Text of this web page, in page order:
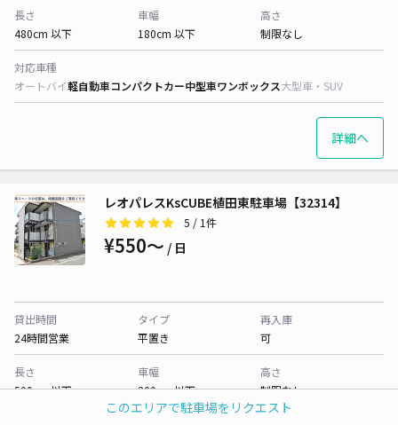
このエリアで駐車場をリクエスト
長さ
480cm 以下
車幅
180cm 以下
高さ
制限なし
対応車種
オートバイ軽自動車コンパクトカー中型車ワンボックス大型車・SUV
詳細へ
レオパレスKsCUBE植田東駐車場【32314】
5 / 1件
¥550〜 / 日
貸出時間
24時間営業
タイプ
平置き
再入庫
可
長さ
500cm 以下
車幅
200cm 以下
高さ
制限なし